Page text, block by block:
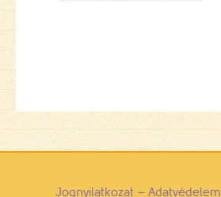
Jognyilatkozat – Adatvédelem